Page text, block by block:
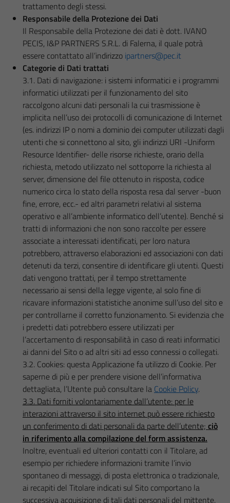
trattamento degli stessi.
Responsabile della Protezione dei Dati
Il Responsabile della Protezione dei dati è dott. IVANO
PECIS, I&P PARTNERS S.R.L. di Falerna, il quale potrà
essere contattato all’indirizzo ipartners@pec.it
Categorie di Dati trattati
3.1. Dati di navigazione: i sistemi informatici e i programmi
informatici utilizzati per il funzionamento del sito
raccolgono alcuni dati personali la cui trasmissione è
implicita nell’uso dei protocolli di comunicazione di Internet
(es. indirizzi IP o nomi a dominio dei computer utilizzati dagli
utenti che si connettono al sito, gli indirizzi URI -Uniform
Resource Identifier- delle risorse richieste, orario della
richiesta, metodo utilizzato nel sottoporre la richiesta al
server, dimensione del file ottenuto in risposta, codice
numerico circa lo stato della risposta resa dal server -buon
fine, errore, ecc.- ed altri parametri relativi al sistema
operativo e all’ambiente informatico dell’utente). Benché si
tratti di informazioni che non sono raccolte per essere
associate a interessati identificati, per loro natura
potrebbero, attraverso elaborazioni ed associazioni con dati
detenuti da terzi, consentire di identificare gli utenti. Questi
dati vengono trattati, per il tempo strettamente
necessario ai sensi della legge vigente, al solo fine di
ricavare informazioni statistiche anonime sull’uso del sito e
per controllarne il corretto funzionamento. Si evidenzia che
i predetti dati potrebbero essere utilizzati per
l’accertamento di responsabilità in caso di reati informatici
ai danni del Sito o ad altri siti ad esso connessi o collegati.
3.2. Cookies: questa Applicazione fa utilizzo di Cookie. Per
saperne di più e per prendere visione dell’informativa
dettagliata, l’Utente può consultare la Cookie Policy.
3.3. Dati forniti volontariamente dall’utente: per le
interazioni attraverso il sito internet può essere richiesto
un conferimento di dati personali da parte dell’utente; ciò
in riferimento alla compilazione del form assistenza.
Inoltre, eventuali ed ulteriori contatti con il Titolare, ad
esempio per richiedere informazioni tramite l’invio
spontaneo di messaggi, di posta elettronica o tradizionale,
ai recapiti del Titolare indicati sul Sito comportano la
successiva acquisizione di tali dati personali del mittente,